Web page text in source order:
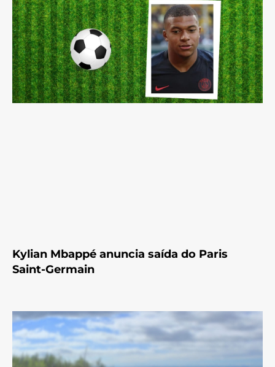
Kylian Mbappé anuncia saída do Paris
Saint-Germain